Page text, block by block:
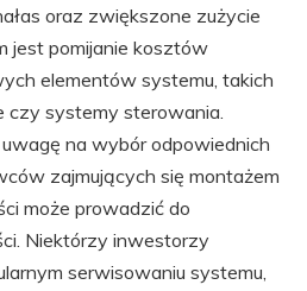
oraz zwiększone zużycie
jest pomijanie kosztów
elementów systemu, takich
czy systemy sterowania.
na wybór odpowiednich
zajmujących się montażem
może prowadzić do
Niektórzy inwestorzy
serwisowaniu systemu,